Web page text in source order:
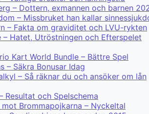
– Dottern, exmannen och barnen
– Missbruket han kallar
– Fakta om graviditet och LVU-rykten
– Hatet, Utröstningen och Efterspelet
Kart World Bundle – Bättre Spel
– Säkra Bonusar Idag
– Så räknar du och ansöker om lån
Resultat och Spelschema
Brommapojkarna – Nyckeltal